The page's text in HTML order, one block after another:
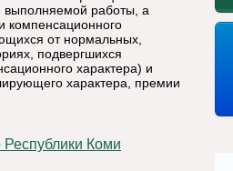
выполняемой работы, а
компенсационного
от нормальных,
подвергшихся
характера) и
характера, премии